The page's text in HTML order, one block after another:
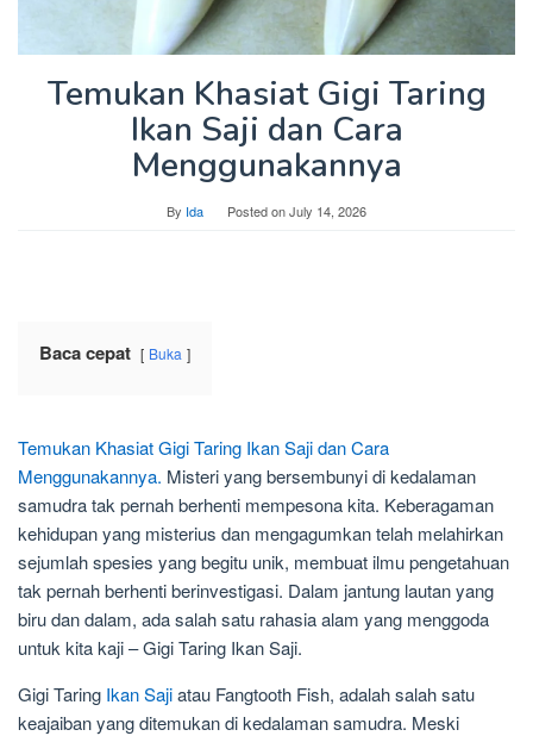
Temukan Khasiat Gigi Taring
Ikan Saji dan Cara
Menggunakannya
By Ida Posted onJuly 14, 2026
Baca cepat Buka
Temukan Khasiat Gigi Taring Ikan Saji dan Cara
Menggunakannya. Misteri yang bersembunyi di kedalaman
samudra tak pernah berhenti mempesona kita. Keberagaman
kehidupan yang misterius dan mengagumkan telah melahirkan
sejumlah spesies yang begitu unik, membuat ilmu pengetahuan
tak pernah berhenti berinvestigasi. Dalam jantung lautan yang
biru dan dalam, ada salah satu rahasia alam yang menggoda
untuk kita kaji – Gigi Taring Ikan Saji.
Gigi Taring Ikan Sajiatau Fangtooth Fish, adalah salah satu
keajaiban yang ditemukan di kedalaman samudra. Meski